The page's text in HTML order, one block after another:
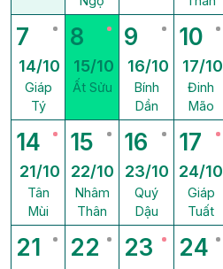
7
14/10
Giáp
Tý
8
15/10
Ất Sửu
9
16/10
Bính
Dần
10
17/10
Đinh
Mão
14
21/10
Tân
Mùi
15
22/10
Nhâm
Thân
16
23/10
Quý
Dậu
17
24/10
Giáp
Tuất
21 22 23 24